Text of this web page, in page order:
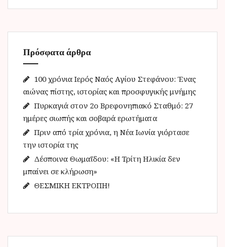
ζ
τ
σ
η
γ
ι
α
:
Πρόσφατα άρθρα
100 χρόνια Ιερός Ναός Αγίου Στεφάνου: Ένας
αιώνας πίστης, ιστορίας και προσφυγικής μνήμης
Πυρκαγιά στον 2ο Βρεφονηπιακό Σταθμό: 27
ημέρες σιωπής και σοβαρά ερωτήματα
Πριν από τρία χρόνια, η Νέα Ιωνία γιόρτασε
την ιστορία της
Δέσποινα Θωμαΐδου: «Η Τρίτη Ηλικία δεν
μπαίνει σε κλήρωση»
ΘΕΣΜΙΚΗ ΕΚΤΡΟΠΗ!